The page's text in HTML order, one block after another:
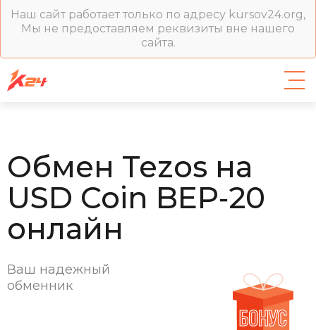
Наш сайт работает только по адресу kursov24.org,
Мы не предоставляем реквизиты вне нашего
сайта.
Обмен Tezos на
USD Coin BEP‑20
онлайн
Ваш надежный
обменник